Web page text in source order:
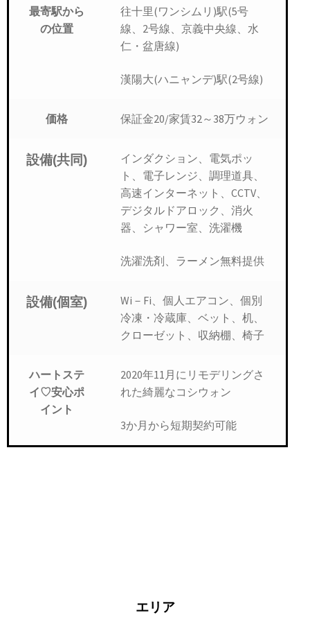
最寄駅から
の位置
往十里(ワンシムリ)駅(5号
線、2号線、京義中央線、水
仁・盆唐線)
漢陽大(ハニャンデ)駅(2号線)
価格 保証金20/家賃32～38万ウォン
設備(共同)
インダクション、電気ポッ
ト、電子レンジ、調理道具、
高速インターネット、CCTV、
デジタルドアロック、消火
器、シャワー室、洗濯機
洗濯洗剤、ラーメン無料提供
設備(個室)
Wi－Fi、個人エアコン、個別
冷凍・冷蔵庫、ベット、机、
クローゼット、収納棚、椅子
ハートステ
イ♡安心ポ
イント
2020年11月にリモデリングさ
れた綺麗なコシウォン
3か月から短期契約可能
エリア